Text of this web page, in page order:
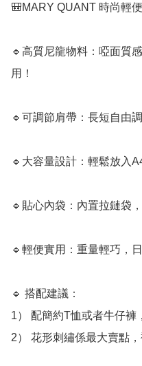
🎒MARY QUANT 時尚輕
🔹高質尼龍物料：啞面質
用！
🔹可調節肩帶：長短自由
🔹大容量設計：輕鬆放入
🔹貼心內袋：內置拉鏈袋
🔹輕便實用：重量輕巧，
🔹 搭配建議：
1） 配簡約T恤或者牛仔褲
2） 花形刺繡係最大賣點